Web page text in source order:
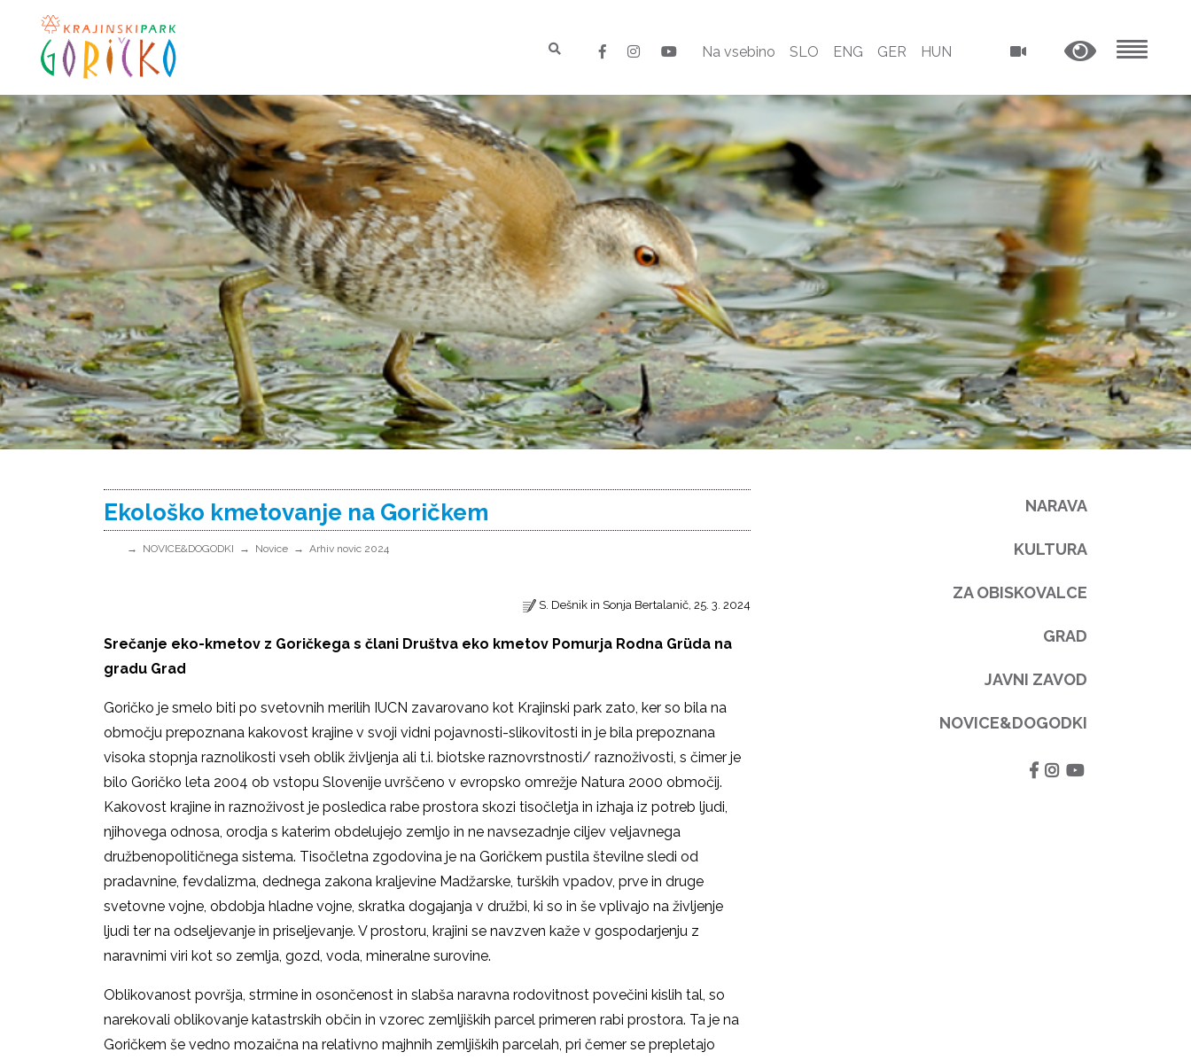
Na vsebino SLO ENG GER HUN
Ekološko kmetovanje na Goričkem
NOVICE&DOGODKI Novice Arhiv novic 2024
S. Dešnik in Sonja Bertalanič, 25. 3. 2024
Srečanje eko-kmetov z Goričkega s člani Društva eko kmetov Pomurja Rodna Grüda na
gradu Grad
Goričko je smelo biti po svetovnih merilih IUCN zavarovano kot Krajinski park zato, ker so bila na
območju prepoznana kakovost krajine v svoji vidni pojavnosti-slikovitosti in je bila prepoznana
visoka stopnja raznolikosti vseh oblik življenja ali t.i. biotske raznovrstnosti/ raznoživosti, s čimer je
bilo Goričko leta 2004 ob vstopu Slovenije uvrščeno v evropsko omrežje Natura 2000 območij.
Kakovost krajine in raznoživost je posledica rabe prostora skozi tisočletja in izhaja iz potreb ljudi,
njihovega odnosa, orodja s katerim obdelujejo zemljo in ne navsezadnje ciljev veljavnega
družbenopolitičnega sistema. Tisočletna zgodovina je na Goričkem pustila številne sledi od
pradavnine, fevdalizma, dednega zakona kraljevine Madžarske, turških vpadov, prve in druge
svetovne vojne, obdobja hladne vojne, skratka dogajanja v družbi, ki so in še vplivajo na življenje
ljudi ter na odseljevanje in priseljevanje. V prostoru, krajini se navzven kaže v gospodarjenju z
naravnimi viri kot so zemlja, gozd, voda, mineralne surovine.
Oblikovanost površja, strmine in osončenost in slabša naravna rodovitnost povečini kislih tal, so
narekovali oblikovanje katastrskih občin in vzorec zemljiških parcel primeren rabi prostora. Ta je na
Goričkem še vedno mozaična na relativno majhnih zemljiških parcelah, pri čemer se prepletajo
NARAVA
KULTURA
ZA OBISKOVALCE
GRAD
JAVNI ZAVOD
NOVICE&DOGODKI